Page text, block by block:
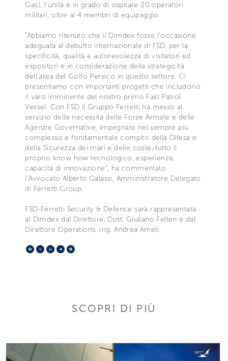
Gas), l’unità è in grado di ospitare 20 operatori
militari, oltre ai 4 membri di equipaggio.
“Abbiamo ritenuto che il Dimdex fosse l’occasione
adeguata al debutto internazionale di FSD, per la
specificità, qualità e autorevolezza di visitatori ed
espositori e in considerazione della strategicità
dell’area del Golfo Persico in questo settore. Ci
presentiamo con importanti progetti che includono
il varo imminente del nostro primo Fast Patrol
Vessel. Con FSD il Gruppo Ferretti ha messo al
servizio delle necessità delle Forze Armate e delle
Agenzie Governative, impegnate nel sempre più
complesso e fondamentale compito della Difesa e
della Sicurezza dei mari e delle coste, tutto il
proprio know how tecnologico, esperienza,
capacità di innovazione”, ha commentato
l’Avvocato Alberto Galassi, Amministratore Delegato
di Ferretti Group.
FSD-Ferretti Security & Defence sarà rappresentata
al Dimdex dal Direttore, Dott. Giuliano Felten e dal
Direttore Operations, Ing. Andrea Ameli.
Facebook
X LinkedIn
Telegram
SCOPRI DI PIÙ